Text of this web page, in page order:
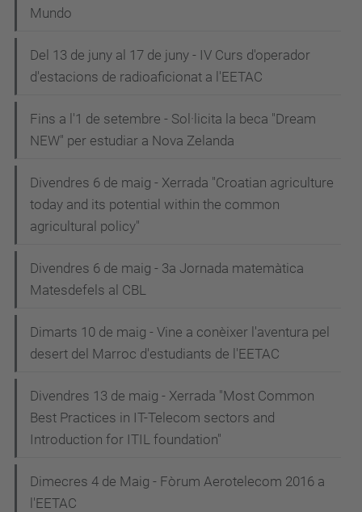
Mundo
Del 13 de juny al 17 de juny - IV Curs d'operador
d'estacions de radioaficionat a l'EETAC
Fins a l'1 de setembre - Sol·licita la beca "Dream
NEW" per estudiar a Nova Zelanda
Divendres 6 de maig - Xerrada "Croatian agriculture
today and its potential within the common
agricultural policy"
Divendres 6 de maig - 3a Jornada matemàtica
Matesdefels al CBL
Dimarts 10 de maig - Vine a conèixer l'aventura pel
desert del Marroc d'estudiants de l'EETAC
Divendres 13 de maig - Xerrada "Most Common
Best Practices in IT-Telecom sectors and
Introduction for ITIL foundation"
Dimecres 4 de Maig - Fòrum Aerotelecom 2016 a
l'EETAC